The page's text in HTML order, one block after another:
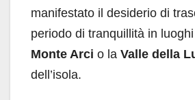
manifestato il desiderio di
periodo di tranquillità in
Monte Arci o la Valle della
dell’isola.